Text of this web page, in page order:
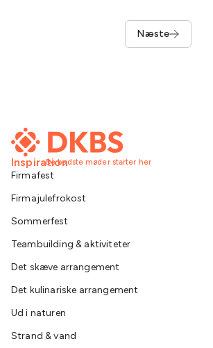
Næste
De bedste møder starter her
Inspiration
Firmafest
Firmajulefrokost
Sommerfest
Teambuilding & aktiviteter
Det skæve arrangement
Det kulinariske arrangement
Ud i naturen
Strand & vand